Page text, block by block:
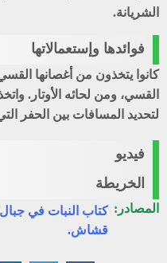
الشريانة.
فوائدها وإستعمالاتها
كانوا يتخذون من أغصانها
القسي، ومن لحائه الأوتار.
لتحديد المسافات بين الحفر
فيديو
الخريطة
المصادر: كتاب النبات في
قشاش.